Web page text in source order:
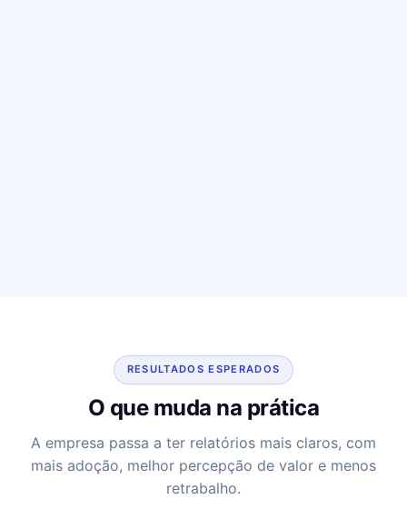
RESULTADOS ESPERADOS
O que muda na prática
A empresa passa a ter relatórios mais claros, com
mais adoção, melhor percepção de valor e menos
retrabalho.